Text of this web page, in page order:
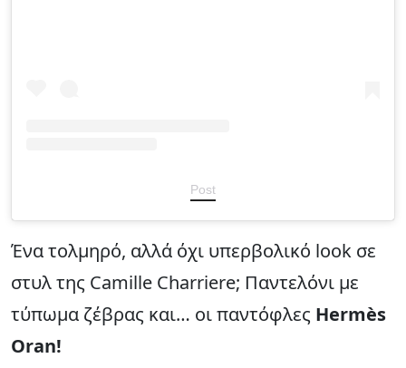
Post
Ένα τολμηρό, αλλά όχι υπερβολικό look σε
στυλ της Camille Charriere; Παντελόνι με
τύπωμα ζέβρας και… οι παντόφλες Hermès
Oran!